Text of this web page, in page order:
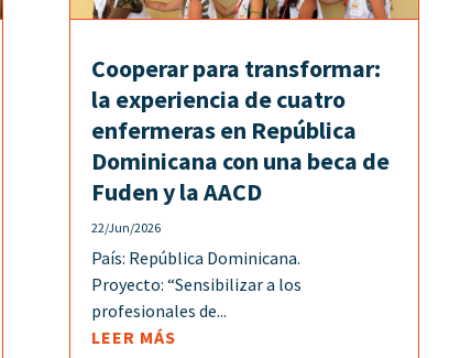
Cooperar para transformar:
la experiencia de cuatro
enfermeras en República
Dominicana con una beca de
Fuden y la AACD
22/Jun/2026
País: República Dominicana.
Proyecto: “Sensibilizar a los
profesionales de...
LEER MÁS